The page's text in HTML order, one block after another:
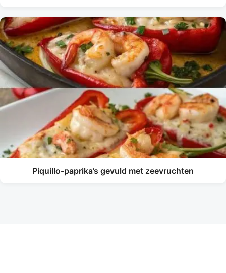
Piquillo-paprika’s gevuld met zeevruchten